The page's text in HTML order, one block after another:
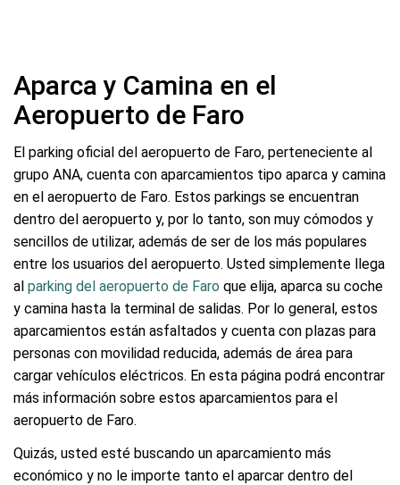
Aparca y Camina en el
Aeropuerto de Faro
El parking oficial del aeropuerto de Faro, perteneciente al
grupo ANA, cuenta con aparcamientos tipo aparca y camina
en el aeropuerto de Faro. Estos parkings se encuentran
dentro del aeropuerto y, por lo tanto, son muy cómodos y
sencillos de utilizar, además de ser de los más populares
entre los usuarios del aeropuerto. Usted simplemente llega
al parking del aeropuerto de Faro que elija, aparca su coche
y camina hasta la terminal de salidas. Por lo general, estos
aparcamientos están asfaltados y cuenta con plazas para
personas con movilidad reducida, además de área para
cargar vehículos eléctricos. En esta página podrá encontrar
más información sobre estos aparcamientos para el
aeropuerto de Faro.
Quizás, usted esté buscando un aparcamiento más
económico y no le importe tanto el aparcar dentro del